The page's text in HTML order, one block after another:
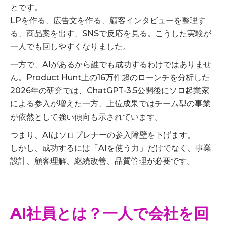
とです。
LPを作る、広告文を作る、顧客インタビューを整理す
る、商品案を出す、SNSで反応を見る。こうした実験が
一人でも回しやすくなりました。
一方で、AIがあるから誰でも成功するわけではありませ
ん。Product Hunt上の16万件超のローンチを分析した
2026年の研究では、ChatGPT-3.5公開後にソロ起業家
による参入が増えた一方、上位成果ではチーム型の事業
が依然として強い傾向も示されています。
つまり、AIはソロプレナーの参入障壁を下げます。
しかし、成功するには「AIを使う力」だけでなく、事業
設計、顧客理解、継続改善、品質管理が必要です。
AI社員とは？一人で会社を回